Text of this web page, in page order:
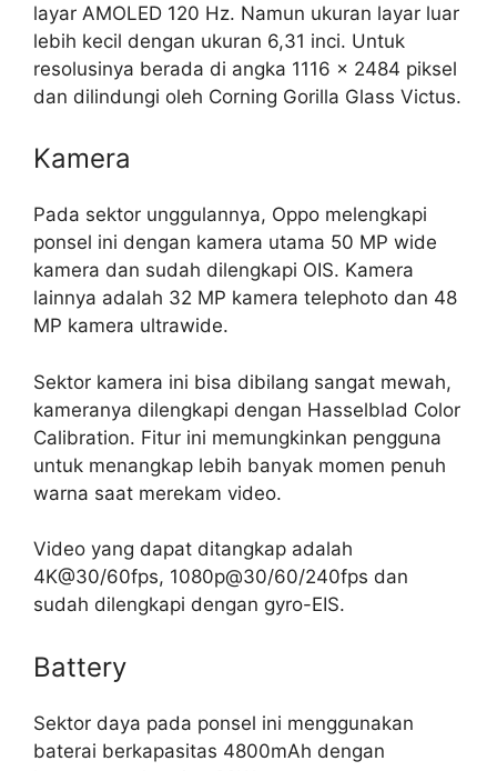
layar AMOLED 120 Hz. Namun ukuran layar luar
lebih kecil dengan ukuran 6,31 inci. Untuk
resolusinya berada di angka 1116 x 2484 piksel
dan dilindungi oleh Corning Gorilla Glass Victus.
Kamera
Pada sektor unggulannya, Oppo melengkapi
ponsel ini dengan kamera utama 50 MP wide
kamera dan sudah dilengkapi OIS. Kamera
lainnya adalah 32 MP kamera telephoto dan 48
MP kamera ultrawide.
Sektor kamera ini bisa dibilang sangat mewah,
kameranya dilengkapi dengan Hasselblad Color
Calibration. Fitur ini memungkinkan pengguna
untuk menangkap lebih banyak momen penuh
warna saat merekam video.
Video yang dapat ditangkap adalah
4K@30/60fps, 1080p@30/60/240fps dan
sudah dilengkapi dengan gyro-EIS.
Battery
Sektor daya pada ponsel ini menggunakan
baterai berkapasitas 4800mAh dengan